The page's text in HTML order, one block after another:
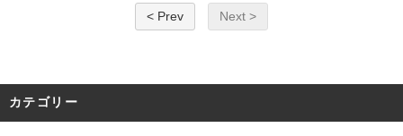
< Prev Next >
カテゴリー